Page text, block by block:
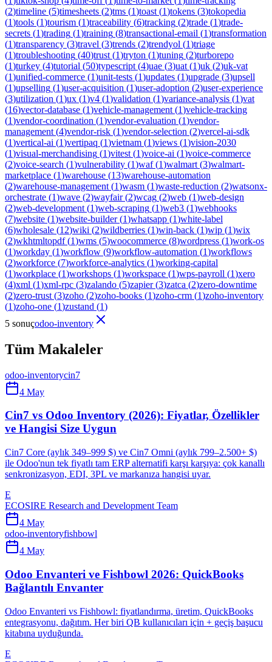
(2)timeline (5)timesheets (2)tms (1)toast (1)tokens (3)tokopedia
(1)tools (1)tourism (1)traceability (6)tracking (2)trade (1)trade-
secrets (1)trading (1)training (8)transactional-email (1)transformation
(1)transparency (3)travel (3)trends (2)trendyol (1)triage
(1)troubleshooting (40)trust (1)tryton (1)tuning (2)turborepo
(1)turkey (4)tutorial (50)typescript (4)uae (3)uat (1)uk (2)uk-vat
(1)unified-commerce (1)unit-tests (1)updates (1)upgrade (3)upsell
(1)upselling (1)user-acquisition (1)user-adoption (2)user-experience
(3)utilization (1)ux (1)v4 (1)validation (1)variance-analysis (1)vat
(16)vector-database (1)vehicle-management (1)vehicle-tracking
(1)vendor-coordination (1)vendor-evaluation (1)vendor-
management (4)vendor-risk (1)vendor-selection (2)vercel-ai-sdk
(1)vertical-ai (1)vertipaq (1)vietnam (1)views (1)vision-2030
(1)visual-merchandising (1)vitest (1)voice-ai (1)voice-commerce
(2)voice-search (1)vulnerability (1)waf(1)walmart (3)walmart-
marketplace (1)warehouse (13)warehouse-automation
(2)warehouse-management (1)wasm (1)waste-reduction (2)watsonx-
orchestrate (1)wave (2)wayfair(2)wcag (2)web (1)web-design
(2)web-development (1)web-scraping (1)web3 (1)webhooks
(7)website (1)website-builder(1)whatsapp (1)white-label
(6)wholesale (12)wiki (2)wildberries (1)win-back (1)wip (1)wix
(2)wkhtmltopdf(1)wms (5)woocommerce (8)wordpress (1)work-os
(1)workday (1)workflow (9)workflow-automation (1)workflows
(2)workforce (7)workforce-analytics (1)working-capital
(1)workplace (1)workshops (1)workspace (1)wps-payroll (1)xero
(4)xml (1)xml-rpc (3)zalando (5)zapier(3)zatca (2)zero-downtime
(2)zero-trust (3)zoho (2)zoho-books (1)zoho-crm (1)zoho-inventory
(1)zoho-one (1)zustand (1)
5 sonuçodoo-inventory
Tüm Makaleler
odoo-inventorycin7
4 May
Cin7 vs Odoo Inventory (2026): Fiyatlar, Özellikler
ve Hangisi Size Uygun
Cin7 Core (aylık 349–999 $) ve Cin7 Omni (aylık 799–2.500+ $)
ile Odoo'nun tek fiyatlı tam ERP alternatifi karşı karşıya: çok kanallı
senkronizasyon, EDI, 3PL ve markanıza hangisi uyar.
E
ECOSIRE Research and Development Team
4 May
odoo-inventoryfishbowl
4 May
Odoo Envanteri ve Fishbowl 2026: QuickBooks
Bağlantılı Envanter
Odoo Envanteri vs Fishbowl: fiyatlandırma, üretim, QuickBooks
entegrasyonu, dağıtım. Her biri QB kullanıcıları için + geçiş başucu
kitabına uyduğunda.
E